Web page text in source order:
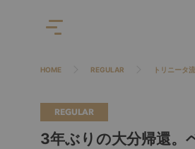
HOME REGULAR トリニータ
REGULAR
3年ぶりの大分帰還。